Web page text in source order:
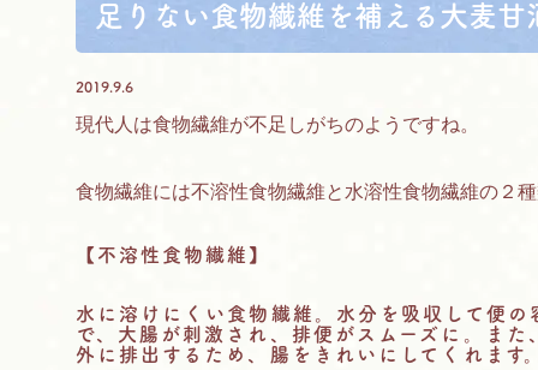
足りない食物繊維を補える大麦甘
2019.9.6
現代人は食物繊維が不足しがちのようですね。
食物繊維には不溶性食物繊維と水溶性食物繊維の２
【不溶性食物繊維】
水に溶けにくい食物繊維。水分を吸収して便の
で、大腸が刺激され、排便がスムーズに。ま
外に排出するため、腸をきれいにしてくれます。